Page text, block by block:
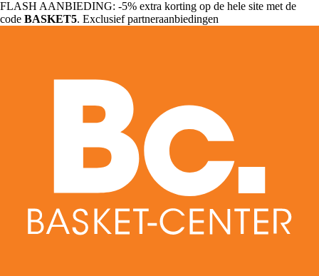
FLASH AANBIEDING: -5% extra korting op de hele site met de
code BASKET5. Exclusief partneraanbiedingen